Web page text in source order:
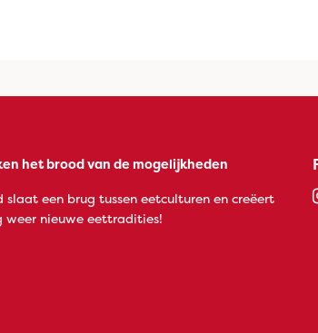
het brood van de mogelijkheden
slaat een brug tussen eetculturen en creëert
weer nieuwe eettradities!